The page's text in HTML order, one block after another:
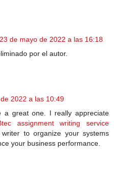
23 de mayo de 2022 a las 16:18
por el autor.
2022 a las 10:49
a great one. I really appreciate
assignment writing service
to organize your systems
your business performance.